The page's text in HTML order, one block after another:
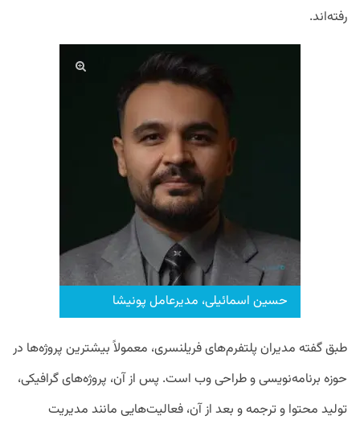
رفته‌اند.
حسین اسمائیلی، مدیرعامل پونیشا
طبق گفته‌ مدیران پلتفرم‌های فریلنسری، معمولاً بیشترین پروژه‌ها در
حوزه برنامه‌نویسی و طراحی وب است. پس از آن، پروژه‌های گرافیکی،
تولید محتوا و ترجمه و بعد از آن، فعالیت‌هایی مانند مدیریت